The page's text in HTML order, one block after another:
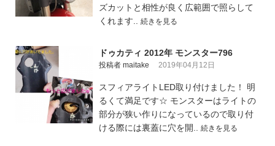
ズカットと相性が良く広範囲で照らして
くれます.. 続きを見る
ドゥカティ 2012年 モンスター796
投稿者 maitake 2019年04月12日
スフィアライトLED取り付けました！ 明
るくて満足です☆ モンスターはライトの
部分が狭い作りになっているので取り付
ける際には裏蓋に穴を開.. 続きを見る